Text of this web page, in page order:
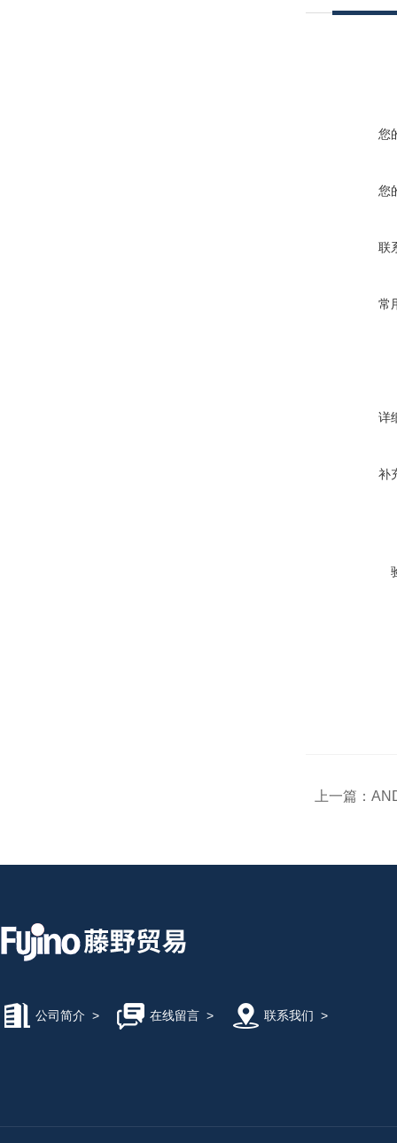
您
您
联
常
详
补
上一篇：
公司简介 > 在线留言> 联系我们 >